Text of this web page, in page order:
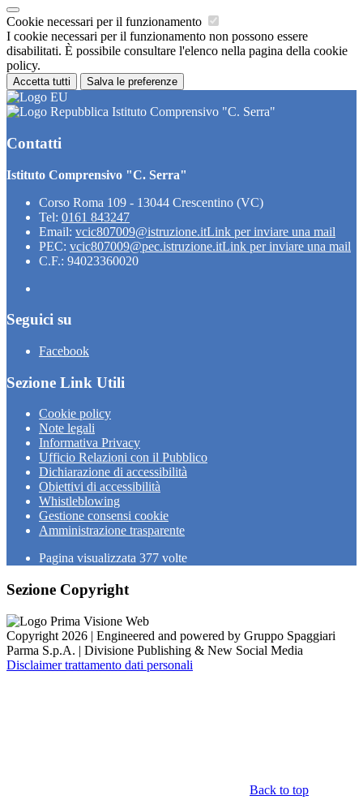
Cookie necessari per il funzionamento
I cookie necessari per il funzionamento non possono essere
disabilitati. È possibile consultare l'elenco nella pagina della cookie
policy.
Accetta tutti Salva le preferenze
Istituto Comprensivo "C. Serra"
Contatti
Istituto Comprensivo "C. Serra"
Corso Roma 109 - 13044 Crescentino (VC)
Tel: 0161 843247
Email: vcic807009@istruzione.itLink per inviare una mail
PEC: vcic807009@pec.istruzione.itLink per inviare una mail
C.F.: 94023360020
Seguici su
Facebook
Sezione Link Utili
Cookie policy
Note legali
Informativa Privacy
Ufficio Relazioni con il Pubblico
Dichiarazione di accessibilità
Obiettivi di accessibilità
Whistleblowing
Gestione consensi cookie
Amministrazione trasparente
Pagina visualizzata 377 volte
Sezione Copyright
Copyright 2026 | Engineered and powered by Gruppo Spaggiari
Parma S.p.A. | Divisione Publishing & New Social Media
Disclaimer trattamento dati personali
Back to top